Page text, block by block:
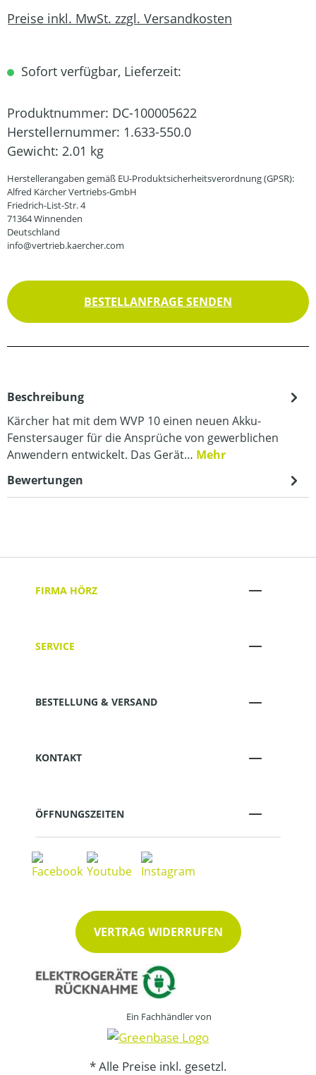
Preise inkl. MwSt. zzgl. Versandkosten
Sofort verfügbar, Lieferzeit:
Produktnummer: DC-100005622
Herstellernummer: 1.633-550.0
Gewicht: 2.01 kg
Herstellerangaben gemäß EU-Produktsicherheitsverordnung (GPSR):
Alfred Kärcher Vertriebs-GmbH
Friedrich-List-Str. 4
71364 Winnenden
Deutschland
info@vertrieb.kaercher.com
BESTELLANFRAGE SENDEN
Beschreibung
Kärcher hat mit dem WVP 10 einen neuen Akku-
Fenstersauger für die Ansprüche von gewerblichen
Anwendern entwickelt. Das Gerät… Mehr
Bewertungen
FIRMA HÖRZ
SERVICE
BESTELLUNG & VERSAND
KONTAKT
ÖFFNUNGSZEITEN
VERTRAG WIDERRUFEN
Ein Fachhändler von
* Alle Preise inkl. gesetzl.